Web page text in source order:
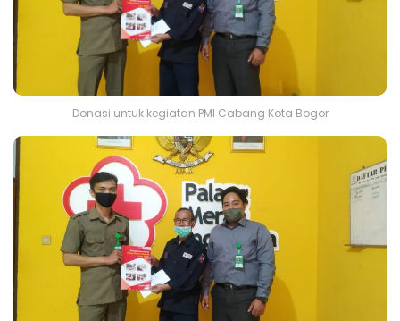
Donasi untuk kegiatan PMI Cabang Kota Bogor